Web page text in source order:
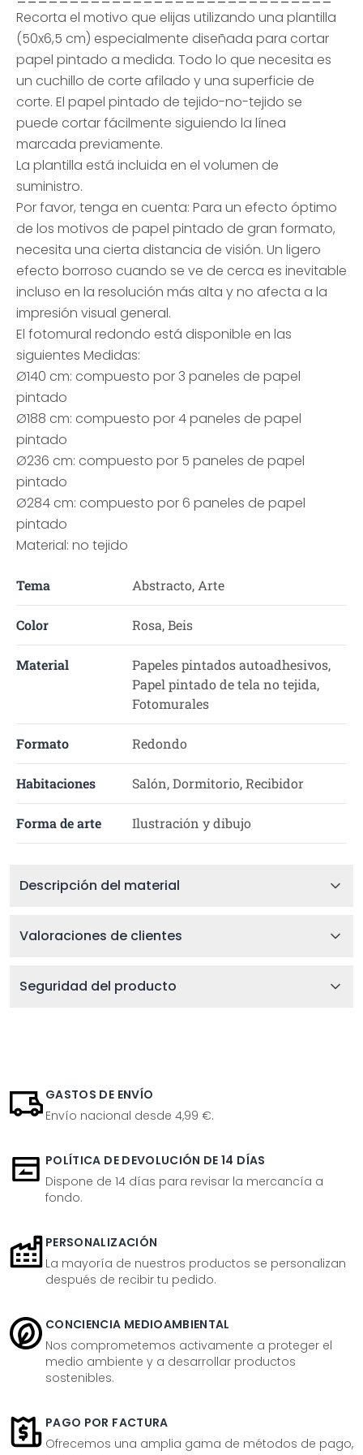
Recorta el motivo que elijas utilizando una plantilla
(50x6,5 cm) especialmente diseñada para cortar
papel pintado a medida. Todo lo que necesita es
un cuchillo de corte afilado y una superficie de
corte. El papel pintado de tejido-no-tejido se
puede cortar fácilmente siguiendo la línea
marcada previamente.
La plantilla está incluida en el volumen de
suministro.
Por favor, tenga en cuenta: Para un efecto óptimo
de los motivos de papel pintado de gran formato,
necesita una cierta distancia de visión. Un ligero
efecto borroso cuando se ve de cerca es inevitable
incluso en la resolución más alta y no afecta a la
impresión visual general.
El fotomural redondo está disponible en las
siguientes Medidas:
Ø140 cm: compuesto por 3 paneles de papel
pintado
Ø188 cm: compuesto por 4 paneles de papel
pintado
Ø236 cm: compuesto por 5 paneles de papel
pintado
Ø284 cm: compuesto por 6 paneles de papel
pintado
Material: no tejido
Tema Abstracto, Arte
Color Rosa, Beis
Material
Papeles pintados autoadhesivos,
Papel pintado de tela no tejida,
Fotomurales
Formato Redondo
Habitaciones Salón, Dormitorio, Recibidor
Forma de arte Ilustración y dibujo
Descripción del material
Valoraciones de clientes
Seguridad del producto
GASTOS DE ENVÍO
Envío nacional desde 4,99 €.
POLÍTICA DE DEVOLUCIÓN DE 14 DÍAS
Dispone de 14 días para revisar la mercancía a
fondo.
PERSONALIZACIÓN
La mayoría de nuestros productos se personalizan
después de recibir tu pedido.
CONCIENCIA MEDIOAMBIENTAL
Nos comprometemos activamente a proteger el
medio ambiente y a desarrollar productos
sostenibles.
PAGO POR FACTURA
Ofrecemos una amplia gama de métodos de pago,